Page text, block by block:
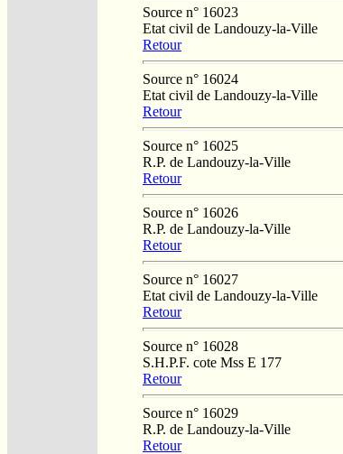
Source n° 16023
Etat civil de Landouzy-la-Ville
Retour
Source n° 16024
Etat civil de Landouzy-la-Ville
Retour
Source n° 16025
R.P. de Landouzy-la-Ville
Retour
Source n° 16026
R.P. de Landouzy-la-Ville
Retour
Source n° 16027
Etat civil de Landouzy-la-Ville
Retour
Source n° 16028
S.H.P.F. cote Mss E 177
Retour
Source n° 16029
R.P. de Landouzy-la-Ville
Retour